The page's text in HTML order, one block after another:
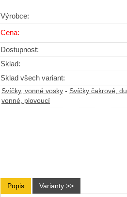
Výrobce:
Cena:
Dostupnost:
Sklad:
Sklad všech variant:
Svíčky, vonné vosky - Svíčky čakrové,
vonné, plovoucí
Popis Varianty >>